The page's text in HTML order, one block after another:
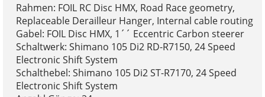
Rahmen: FOIL RC Disc HMX, Road Race geometry,
Replaceable Derailleur Hanger, Internal cable routing
Gabel: FOIL Disc HMX, 1´´ Eccentric Carbon steerer
Schaltwerk: Shimano 105 Di2 RD-R7150, 24 Speed
Electronic Shift System
Schalthebel: Shimano 105 Di2 ST-R7170, 24 Speed
Electronic Shift System